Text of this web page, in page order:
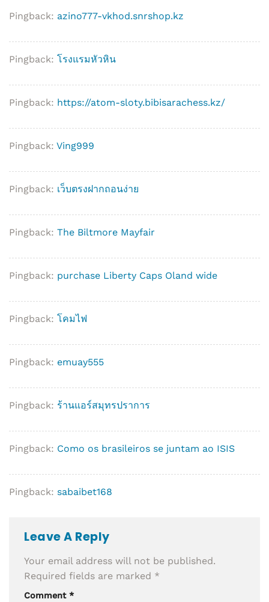
Pingback: azino777-vkhod.snrshop.kz
Pingback: โรงแรมหัวหิน
Pingback: https://atom-sloty.bibisarachess.kz/
Pingback: Ving999
Pingback: เว็บตรงฝากถอนง่าย
Pingback: The Biltmore Mayfair
Pingback: purchase Liberty Caps Oland wide
Pingback: โคมไฟ
Pingback: emuay555
Pingback: ร้านแอร์สมุทรปราการ
Pingback: Como os brasileiros se juntam ao ISIS
Pingback: sabaibet168
Leave A Reply
Your email address will not be published.
Required fields are marked *
Comment *